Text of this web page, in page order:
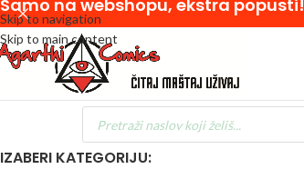
Skip to navigation
Skip to main content
IZABERI KATEGORIJU:
Samo na webshopu, ekstra popusti!